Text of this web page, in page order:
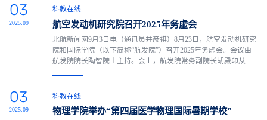
主409教室举行，同时开设线上会场。本期培训班共吸引我校80余
名教师以及来自山西省中阳一中的老师参加。开班仪式由教师发
展中...
03
2025.09
科教在线
航空发动机研究院召开2025年务虚会
北航新闻网9月3日电（通讯员井彦祺）8月23日，航空发动机研究
院和国际学院（以下简称“航发院”）召开2025年务虚会。会议由
航发院院长陶智院士主持。会上，航发院常务副院长胡殿印从党
绍了“十五五”思路举措、保障措施及预期成效。航发院副院长全
永凯围绕航发院实验平台建设情况作专题报告。与会专家对航
发...
03
2025.09
科教在线
物理学院举办“第四届医学物理国际暑期学校”